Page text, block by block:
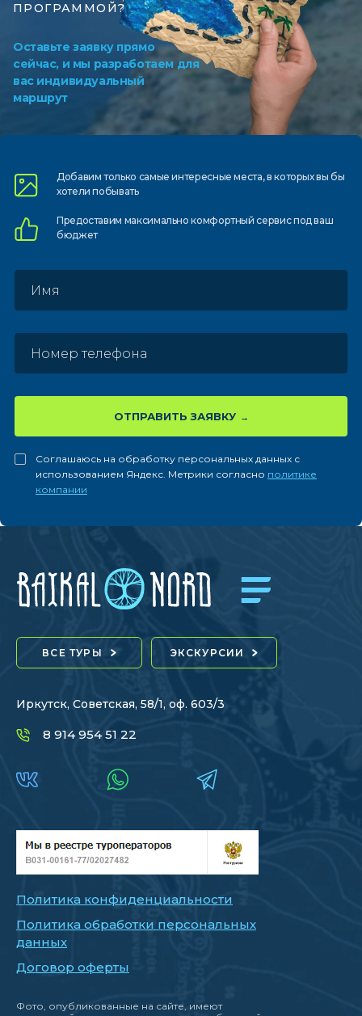
ПРОГРАММОЙ?
Оставьте заявку прямо
сейчас, и мы разработаем для
вас индивидуальный
маршрут
Добавим только самыеинтересные места, в которыхвы бы
хотели побывать
Предоставим максимально комфортныйсервис под ваш
бюджет
ОТПРАВИТЬ ЗАЯВКУ
Соглашаюсь на обработку персональных данных с
использованием Яндекс. Метрики согласно политике
компании
ВСЕ ТУРЫ ЭКСКУРСИИ
Иркутск, Советская, 58/1, оф. 603/3
8 914 954 51 22
Политика конфиденциальности
Политика обработки персональных
данных
Договор оферты
Фото, опубликованные на сайте, имеют